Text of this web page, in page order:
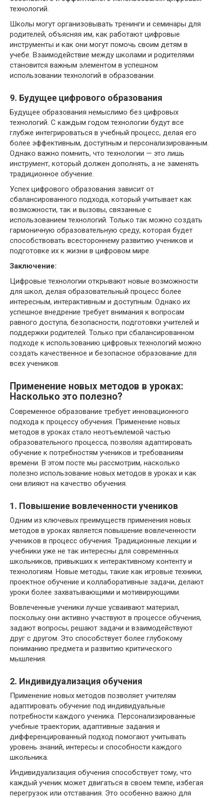
технологий.
Школы могут организовывать тренинги и семинары для
родителей, объясняя им, как работают цифровые
инструменты и как они могут помочь своим детям в
учебе. Взаимодействие между школами и родителями
становится важным элементом в успешном
использовании технологий в образовании.
9. Будущее цифрового образования
Будущее образования немыслимо без цифровых
технологий. С каждым годом технологии будут все
глубже интегрироваться в учебный процесс, делая его
более эффективным, доступным и персонализированным.
Однако важно помнить, что технологии — это лишь
инструмент, который должен дополнять, а не заменять
традиционное обучение.
Успех цифрового образования зависит от
сбалансированного подхода, который учитывает как
возможности, так и вызовы, связанные с
использованием технологий. Только так можно создать
гармоничную образовательную среду, которая будет
способствовать всестороннему развитию учеников и
подготовке их к жизни в цифровом мире.
Заключение:
Цифровые технологии открывают новые возможности
для школ, делая образовательный процесс более
интересным, интерактивным и доступным. Однако их
успешное внедрение требует внимания к вопросам
равного доступа, безопасности, подготовки учителей и
поддержки родителей. Только при сбалансированном
подходе к использованию цифровых технологий можно
создать качественное и безопасное образование для
всех учеников.
Применение новых методов в уроках:
Насколько это полезно?
Современное образование требует инновационного
подхода к процессу обучения. Применение новых
методов в уроках стало неотъемлемой частью
образовательного процесса, позволяя адаптировать
обучение к потребностям учеников и требованиям
времени. В этом посте мы рассмотрим, насколько
полезно использование новых методов в уроках и как
они влияют на качество обучения.
1. Повышение вовлеченности учеников
Одним из ключевых преимуществ применения новых
методов в уроках является повышение вовлеченности
учеников в процесс обучения. Традиционные лекции и
учебники уже не так интересны для современных
школьников, привыкших к интерактивному контенту и
технологиям. Новые методы, такие как игровые техники,
проектное обучение и коллаборативные задачи, делают
уроки более захватывающими и мотивирующими.
Вовлеченные ученики лучше усваивают материал,
поскольку они активно участвуют в процессе обучения,
задают вопросы, решают задачи и взаимодействуют
друг с другом. Это способствует более глубокому
пониманию предмета и развитию критического
мышления.
2. Индивидуализация обучения
Применение новых методов позволяет учителям
адаптировать обучение под индивидуальные
потребности каждого ученика. Персонализированные
учебные траектории, адаптивные задания и
дифференцированный подход помогают учитывать
уровень знаний, интересы и способности каждого
школьника.
Индивидуализация обучения способствует тому, что
каждый ученик может двигаться в своем темпе, избегая
перегрузок или отставания. Это особенно важно для